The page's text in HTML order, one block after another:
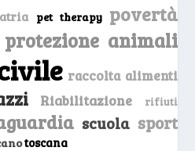
pet therapy povertà
protezione animali
raccolta alimenti
Riabilitazione
rifiuti
scuola sport
toscana